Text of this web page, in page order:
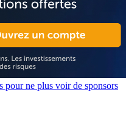
pour ne plus voir de sponsors